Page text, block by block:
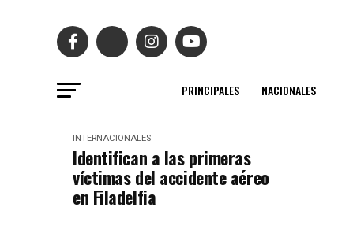
PRINCIPALES NACIONALES
INTERNACIONALES
Identifican a las primeras
víctimas del accidente aéreo
en Filadelfia